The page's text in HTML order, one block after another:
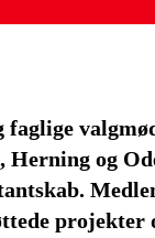
Herning og
projekter